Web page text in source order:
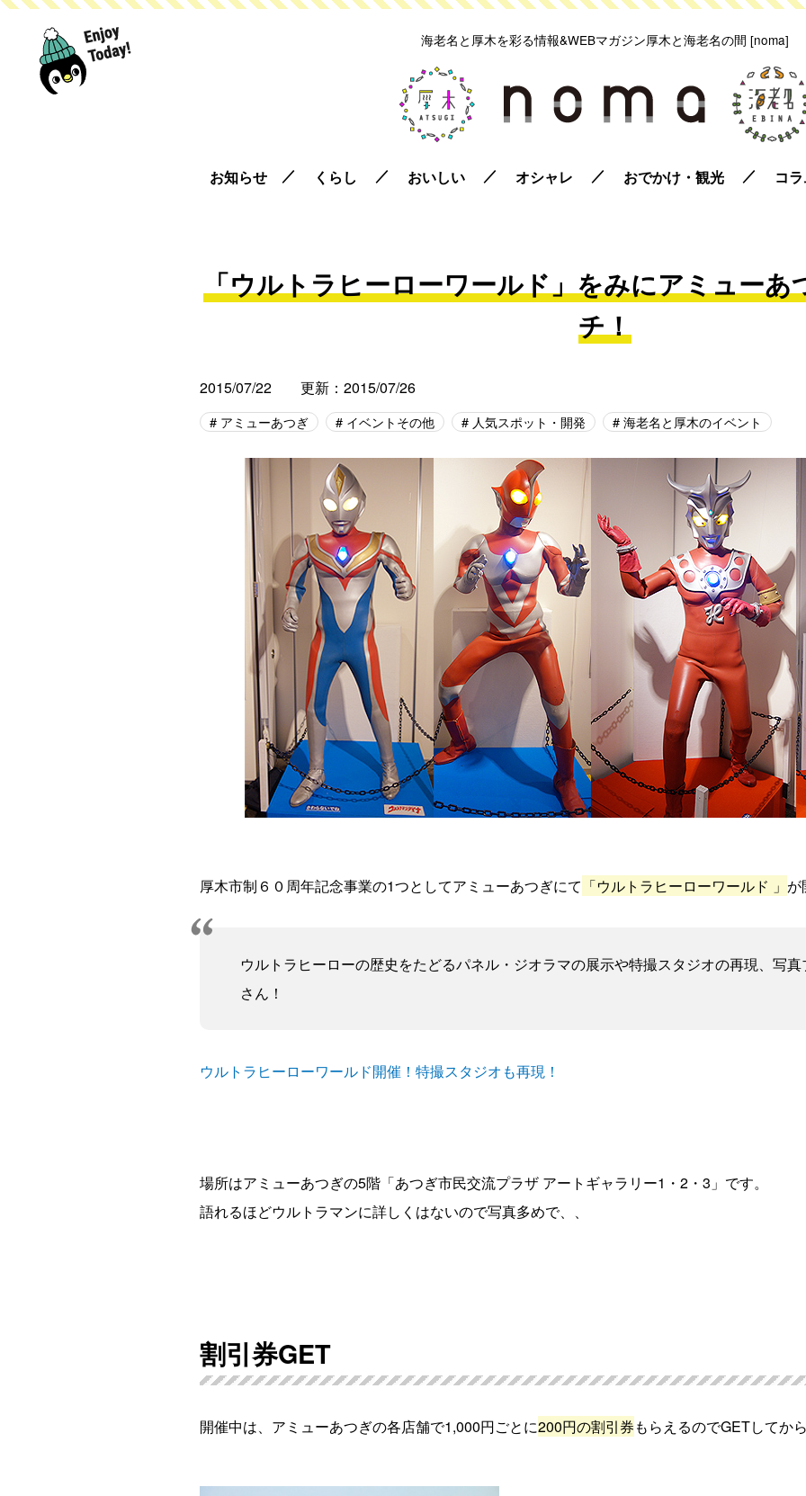
海老名と厚木を彩る情報&WEBマガジン厚木と海老名の間 [noma]
お知らせ くらし おいしい オシャレ おでかけ・観光 コ
「ウルトラヒーローワールド」をみにアミュー
チ！
2015/07/22 更新：2015/07/26
アミューあつぎ イベントその他 人気スポット・開発 海老名と厚木のイベント
厚木市制６０周年記念事業の1つとしてアミューあつぎにて 「ウルトラヒーローワールド 」 が
ウルトラヒーローの歴史をたどるパネル・ジオラマの展示や特撮スタジオの再現、写真
さん！
ウルトラヒーローワールド開催！特撮スタジオも再現！
場所はアミューあつぎの5階「あつぎ市民交流プラザ アートギャラリー1・2・3」です。
語れるほどウルトラマンに詳しくはないので写真多めで、、
割引券GET
開催中は、アミューあつぎの各店舗で1,000円ごとに200円の割引券もらえるのでGETしてか